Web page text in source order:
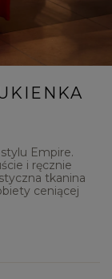
Empire.
i ręcznie
tkanina
ceniącej